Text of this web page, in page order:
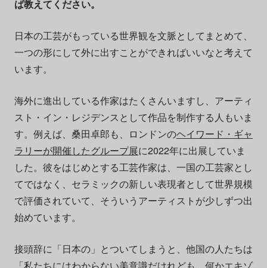
ば教えてください。
日本の工芸がもっている世界観を文脈としてまとめて、
一つの形にして外に出すことができればいいなと考えて
います。
海外に進出している作家はたくさんいますし、アーティ
スト・イン・レジデンスとして作品を制作する人もいま
す。例えば、桑田卓郎も、ロンドンのヘイワード・ギャ
ラリーが開催したグループ展に2022年に出展していま
した。彼をはじめとする工芸作家は、一国の工芸家とし
てではなく、セラミックの新しい表現者として世界規模
で評価されていて、そういうアーティストが少しずつ出
始めています。
接頭辞に「日本の」とついてしまうと、他国の人たちは
「私たちにはわからない美意識だけれども、何かエキゾ